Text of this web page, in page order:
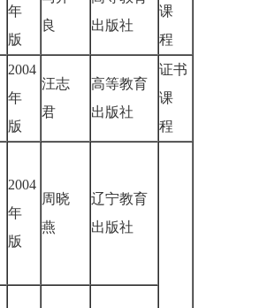
年
版
良
出版社
课
程
2004
年
版
汪志
君
高等教育
出版社
证书
课
程
2004
年
版
周晓
燕
辽宁教育
出版社